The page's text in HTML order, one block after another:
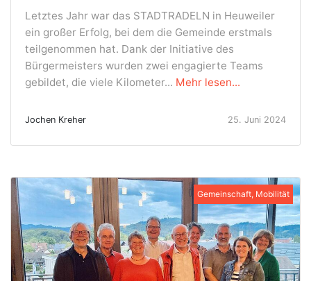
Letztes Jahr war das STADTRADELN in Heuweiler
ein großer Erfolg, bei dem die Gemeinde erstmals
teilgenommen hat. Dank der Initiative des
Bürgermeisters wurden zwei engagierte Teams
gebildet, die viele Kilometer... Mehr lesen...
Jochen Kreher 25. Juni 2024
Gemeinschaft, Mobilität